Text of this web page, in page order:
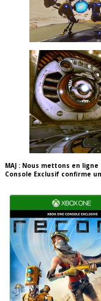
MAJ : Nous mettons en
Console Exclusif confirme